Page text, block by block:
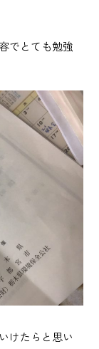
でとても勉強
けたらと思い